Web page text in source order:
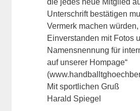
Unterschrift bestätigen
Vermerk machen würden,
Einverstanden mit Fotos
Namensnennung für
auf unserer Hompage“
Mit sportlichen Gruß
Harald Spiegel